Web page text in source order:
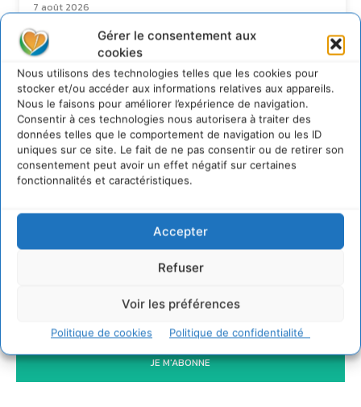
Gérer le consentement aux
cookies
Nous utilisons des technologies telles que les cookies pour
stocker et/ou accéder aux informations relatives aux appareils.
Nous le faisons pour améliorer l’expérience de navigation.
Consentir à ces technologies nous autorisera à traiter des
données telles que le comportement de navigation ou les ID
uniques sur ce site. Le fait de ne pas consentir ou de retirer son
consentement peut avoir un effet négatif sur certaines
fonctionnalités et caractéristiques.
Accepter
Refuser
Voir les préférences
Politique de cookies Politique de confidentialité
7 août 2026
Soutenir un pastoralisme durable en faveur de
socio-écosystèmes résilients
S’inspirer de l’arbre pour un modèle
économique régénératif du vivant …
5 août 2026
IPBES : le « GIEC de la biodiversité » appelle les
entreprises à devenir des alliées du vivant
4 août 2026
Newsletter
JE M'ABONNE